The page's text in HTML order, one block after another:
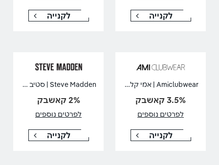
לקנייה לקנייה
Amiclubwear | אמי קלאבוור
3.5% קאשבק
לפרטים נוספים
לקנייה
Steve Madden | סטיב מאדן
2% קאשבק
לפרטים נוספים
לקנייה